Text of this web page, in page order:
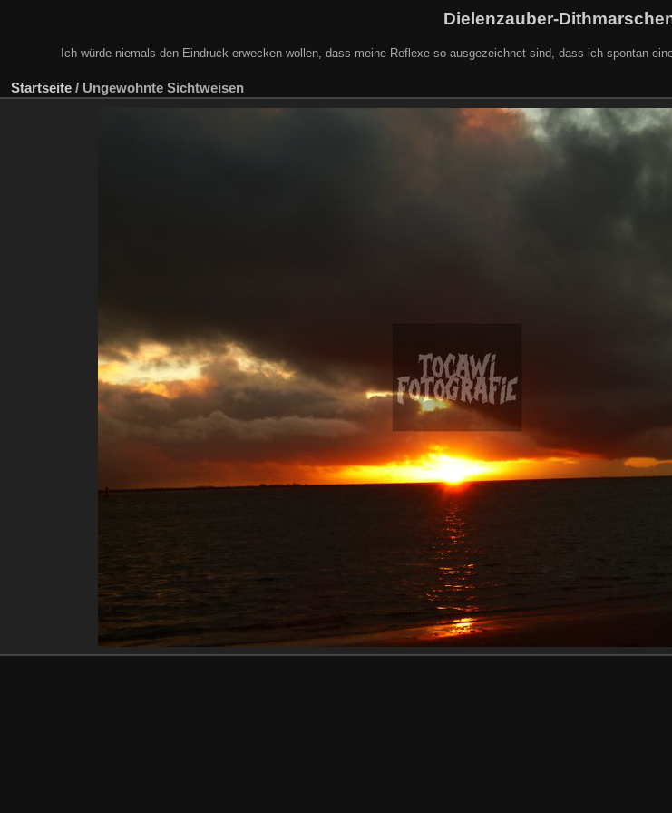
Dielenzauber-
Ich würde niemals den Eindruck erwecken wollen, dass meine Reflexe so ausgezeichnet sind, dass ich spontan
Startseite / Ungewohnte Sichtweisen